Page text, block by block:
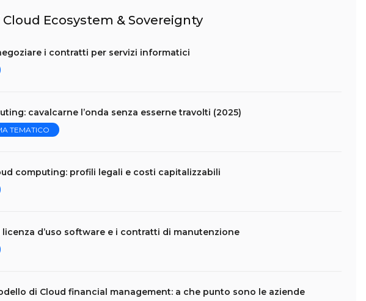
Ecosystem & Sovereignty
i contratti per servizi informatici
cavalcarne l’onda senza esserne travolti (2025)
TEMATICO
computing: profili legali e costi capitalizzabili
d’uso software e i contratti di manutenzione
di Cloud financial management: a che punto sono le aziende